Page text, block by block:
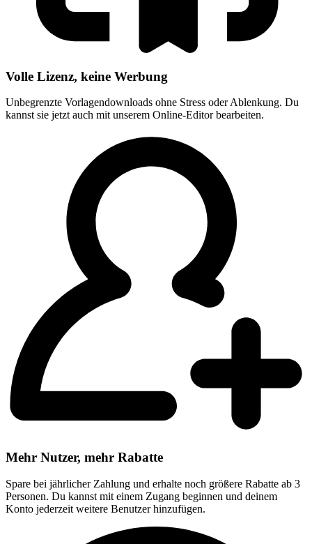
Volle Lizenz, keine Werbung
Unbegrenzte Vorlagendownloads ohne Stress oder Ablenkung. Du
kannst sie jetzt auch mit unserem Online-Editor bearbeiten.
Mehr Nutzer, mehr Rabatte
Spare bei jährlicher Zahlung und erhalte noch größere Rabatte ab 3
Personen. Du kannst mit einem Zugang beginnen und deinem
Konto jederzeit weitere Benutzer hinzufügen.